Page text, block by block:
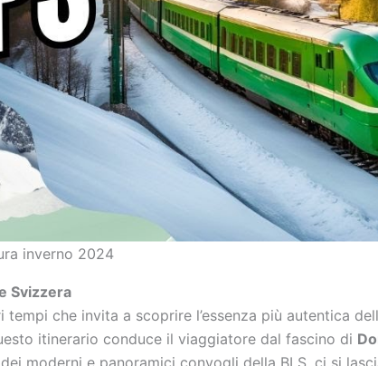
inverno 2024
Svizzera
tempi che invita a scoprire l’essenza più autentica
itinerario conduce il viaggiatore dal fascino di
moderni e panoramici convogli della BLS, ci si